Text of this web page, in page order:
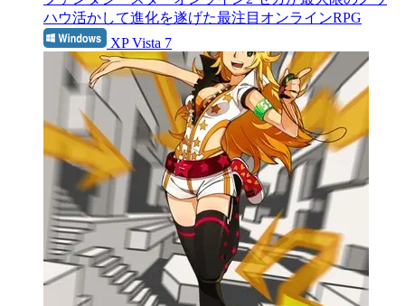
ハウ活かして進化を遂げた最注目オンラインRPG
XP Vista 7